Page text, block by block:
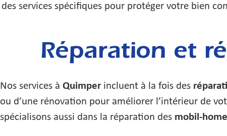
des services spécifiques pour protéger votre bien
Réparation et
Nos services à Quimperincluent à la fois des
ou d’une rénovation pour améliorer l’intérieur de
spécialisons aussi dans la réparation des mobil-